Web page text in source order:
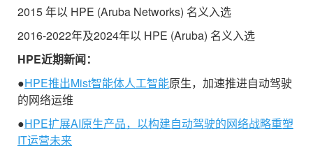
2015 年以 HPE (Aruba Networks) 名义入选
2016-2022年及2024年以 HPE (Aruba) 名义入选
HPE近期新闻：
●HPE推出Mist智能体人工智能原生，加速推进自动驾驶
的网络运维
●HPE扩展AI原生产品，以构建自动驾驶的网络战略重塑
IT运营未来